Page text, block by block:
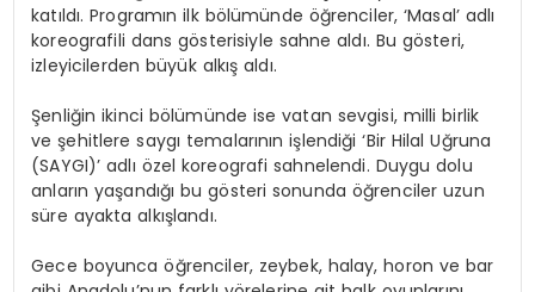
katıldı. Programın ilk bölümünde öğrenciler, ‘Masal’ adlı
koreografili dans gösterisiyle sahne aldı. Bu gösteri,
izleyicilerden büyük alkış aldı.
Şenliğin ikinci bölümünde ise vatan sevgisi, milli birlik
ve şehitlere saygı temalarının işlendiği ‘Bir Hilal Uğruna
(SAYGI)’ adlı özel koreografi sahnelendi. Duygu dolu
anların yaşandığı bu gösteri sonunda öğrenciler uzun
süre ayakta alkışlandı.
Gece boyunca öğrenciler, zeybek, halay, horon ve bar